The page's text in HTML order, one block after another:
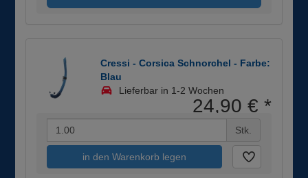
Cressi - Corsica Schnorchel - Farbe:
Blau
Lieferbar in 1-2 Wochen
24,90 € *
Stk.
in den Warenkorb legen